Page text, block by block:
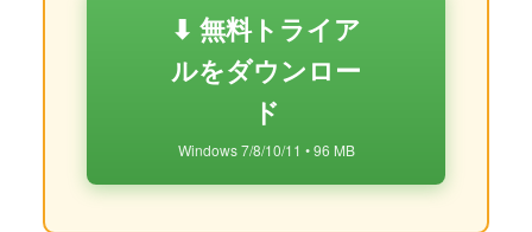
⬇ 無料トライア
ルをダウンロー
ド
Windows 7/8/10/11 • 96 MB